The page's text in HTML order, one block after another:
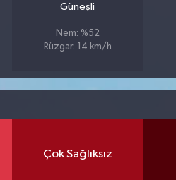
Güneşli
Nem: %52
Rüzgar: 14 km/h
Çok Sağlıksız